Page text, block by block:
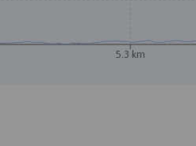
5.3 km